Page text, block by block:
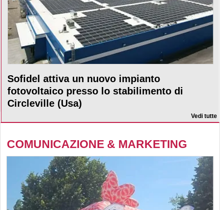
Sofidel attiva un nuovo impianto
fotovoltaico presso lo stabilimento di
Circleville (Usa)
Vedi tutte
COMUNICAZIONE & MARKETING